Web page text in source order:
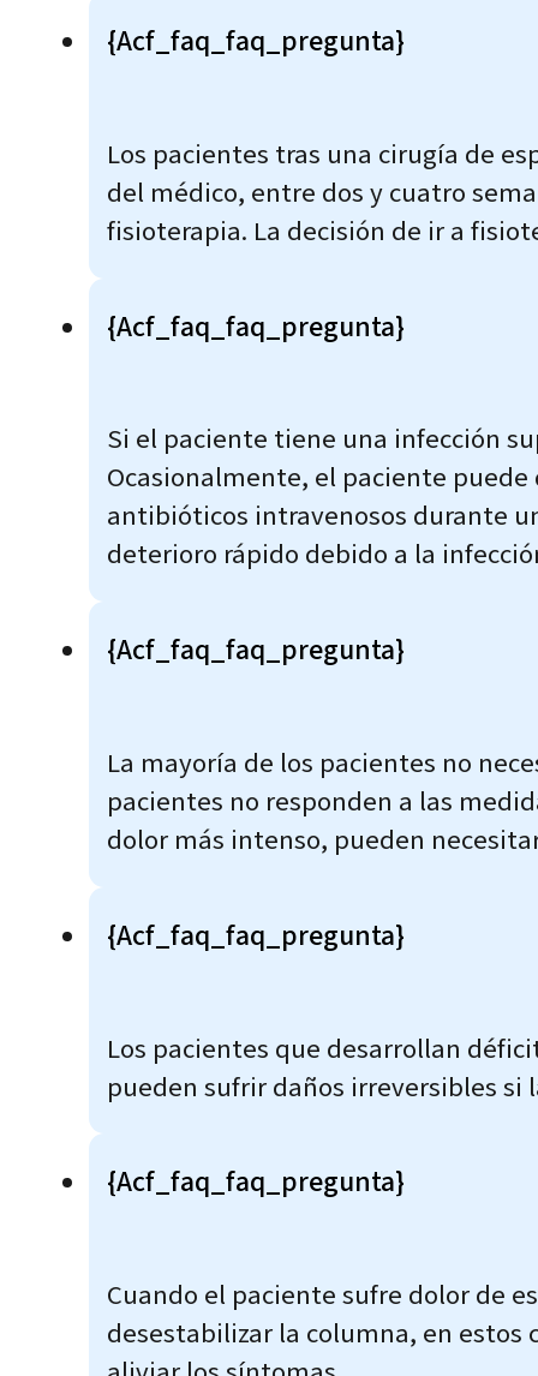
{acf_faq_faq_pregunta}
Los pacientes tras una cirugía de
del médico, entre dos y cuatro
fisioterapia. La decisión de ir a
{acf_faq_faq_pregunta}
Si el paciente tiene una infección
Ocasionalmente, el paciente
antibióticos intravenosos durante
deterioro rápido debido a la
{acf_faq_faq_pregunta}
La mayoría de los pacientes no
pacientes no responden a las
dolor más intenso, pueden
{acf_faq_faq_pregunta}
Los pacientes que desarrollan
pueden sufrir daños irreversibles si
{acf_faq_faq_pregunta}
Cuando el paciente sufre dolor de
desestabilizar la columna, en estos